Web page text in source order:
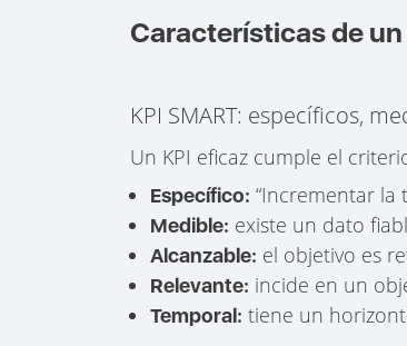
Características de un
KPI SMART: específicos,
Un KPI eficaz cumple el
Específico: “Incrementar la
Medible: existe un dato
Alcanzable: el objetivo es
Relevante: incide en un
Temporal: tiene un